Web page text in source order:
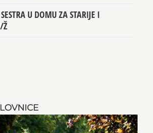
U DOMU ZA STARIJE I
Ž